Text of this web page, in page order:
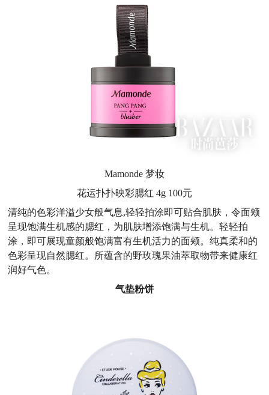
Mamonde 梦妆
花运扑扑映彩腮红 4g 100元
清纯的色彩洋溢少女般气息,轻轻拍涂即可贴合肌肤，令面颊
呈现饱满生机感的腮红，为肌肤增添饱满与生机。轻轻拍
涂，即可展现童颜般饱满富有生机活力的面颊。纯真柔和的
色彩呈现自然腮红。所蕴含的野玫瑰果油萃取物带来健康红
润好气色。
气垫粉饼